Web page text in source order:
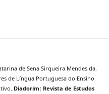
de Sena Sirqueira Mendes da.
de Língua Portuguesa do Ensino
Diadorim: Revista de Estudos